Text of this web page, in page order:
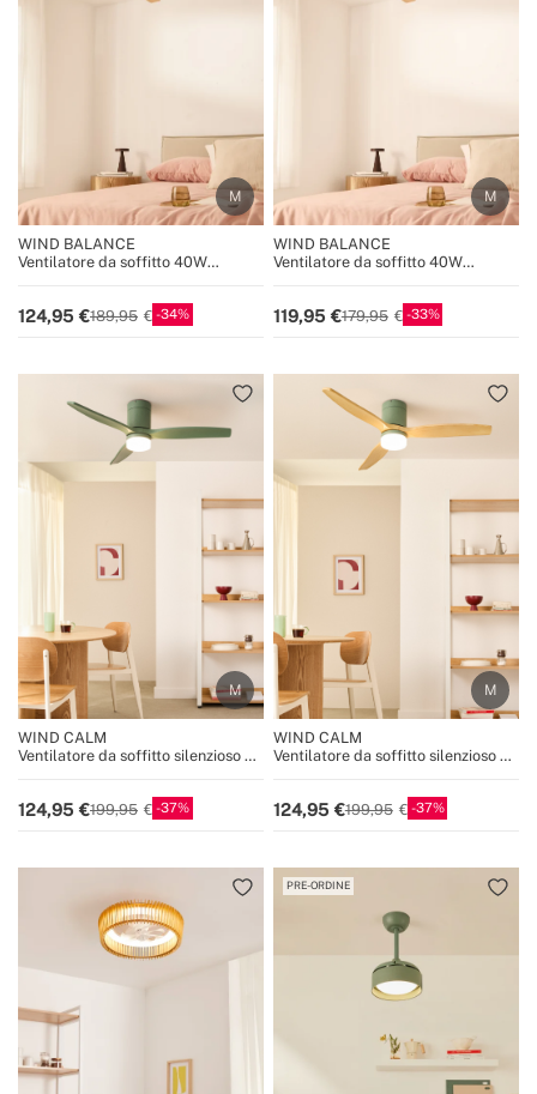
WIND BALANCE
Ventilatore da soffitto 40W
124,95 189,95 34
WIND BALANCE
Ventilatore da soffitto 40W
119,95 179,95 33
WIND CALM
Ventilatore da soffitto silenzioso da
124,95 199,95 37
WIND CALM
Ventilatore da soffitto silenzioso da
124,95 199,95 37
PRE-ORDINE